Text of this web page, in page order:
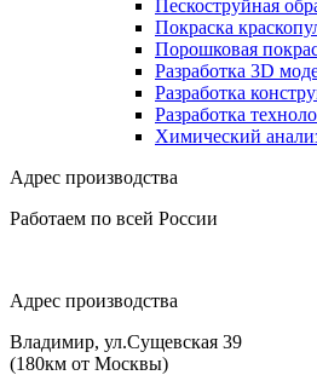
Пескоструйная
Покраска
Порошковая
Разработка 3D
Разработка
Разработка
Химический
Адрес производства
Работаем по всей России
Адрес производства
Владимир, ул.Сущевская 39
(180км от Москвы)